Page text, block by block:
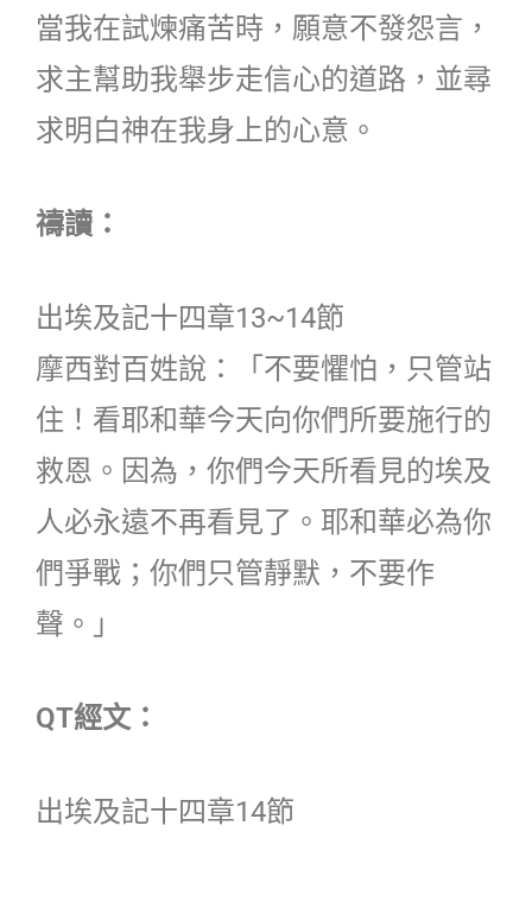
當我在試煉痛苦時，願意不發怨言，
求主幫助我舉步走信心的道路，並尋
求明白神在我身上的心意。
禱讀：
出埃及記十四章13~14節
摩西對百姓說：「不要懼怕，只管站
住！看耶和華今天向你們所要施行的
救恩。因為，你們今天所看見的埃及
人必永遠不再看見了。耶和華必為你
們爭戰；你們只管靜默，不要作
聲。」
QT經文：
出埃及記十四章14節